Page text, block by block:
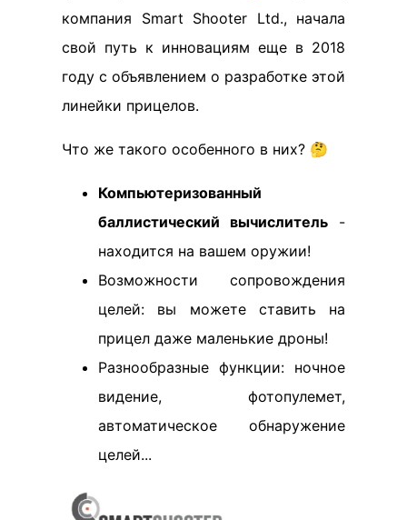
компания Smart Shooter Ltd., начала
свой путь к инновациям еще в 2018
году с объявлением о разработке этой
линейки прицелов.
Что же такого особенного в них? 🤔
Компьютеризованный
баллистический вычислитель -
находится на вашем оружии!
Возможности сопровождения
целей: вы можете ставить на
прицел даже маленькие дроны!
Разнообразные функции: ночное
видение, фотопулемет,
автоматическое обнаружение
целей...